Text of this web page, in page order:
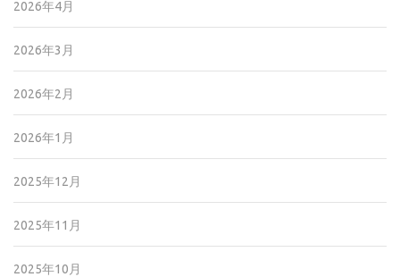
2026年4月
2026年3月
2026年2月
2026年1月
2025年12月
2025年11月
2025年10月